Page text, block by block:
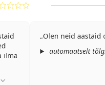
ilma
automaatselt